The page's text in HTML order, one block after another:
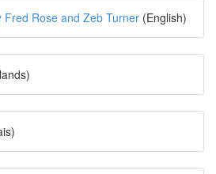
Fred Rose and Zeb Turner (English)